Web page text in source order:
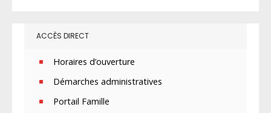
ACCÈS DIRECT
Horaires d’ouverture
Démarches administratives
Portail Famille